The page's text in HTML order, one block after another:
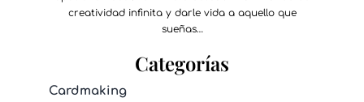
creatividad infinita y darle vida a aquello que
sueñas…
Categorías
Cardmaking